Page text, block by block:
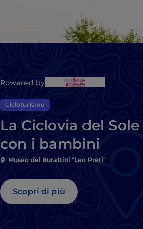
Powered by
Cicloturismo
La Ciclovia del Sole
con i bambini
Museo dei Burattini "Leo Preti"
Scopri di più